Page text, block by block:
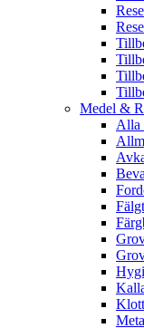
Medel &
Alla